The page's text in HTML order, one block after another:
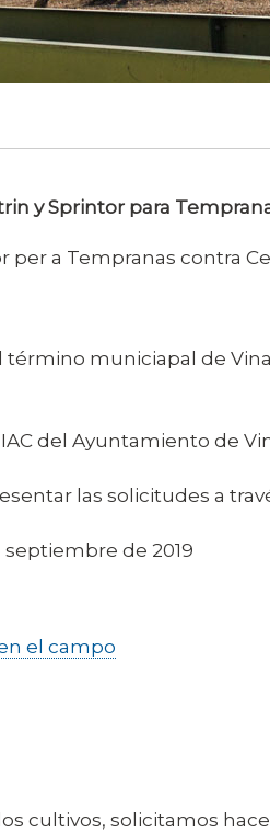
y Sprintor para
a Tempranas contra
término municiapal de
del Ayuntamiento de
las solicitudes a
septiembre de 2019
el campo
cultivos, solicitamos